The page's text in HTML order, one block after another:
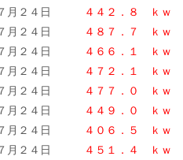
２４日
４４２．８
ｋｗ
２４日
４８７．７ ｋｗ
７月２４日
４６６．１ ｋｗ
７月２４日
４７２．１ ｋｗ
７月２４日
４７７．０
ｋｗ
７月２４日
４４９．０ ｋｗ
２４日
４０６．５ ｋｗ
２４日
４５１．４ ｋｗ